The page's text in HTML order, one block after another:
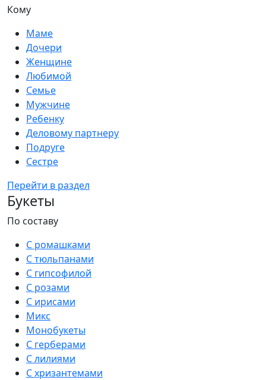
Кому
Маме
Дочери
Женщине
Любимой
Семье
Мужчине
Ребенку
Деловому партнеру
Подруге
Сестре
Перейти в раздел
Букеты
По составу
С ромашками
С тюльпанами
С гипсофилой
С розами
С ирисами
Микс
Монобукеты
С герберами
С лилиями
С хризантемами